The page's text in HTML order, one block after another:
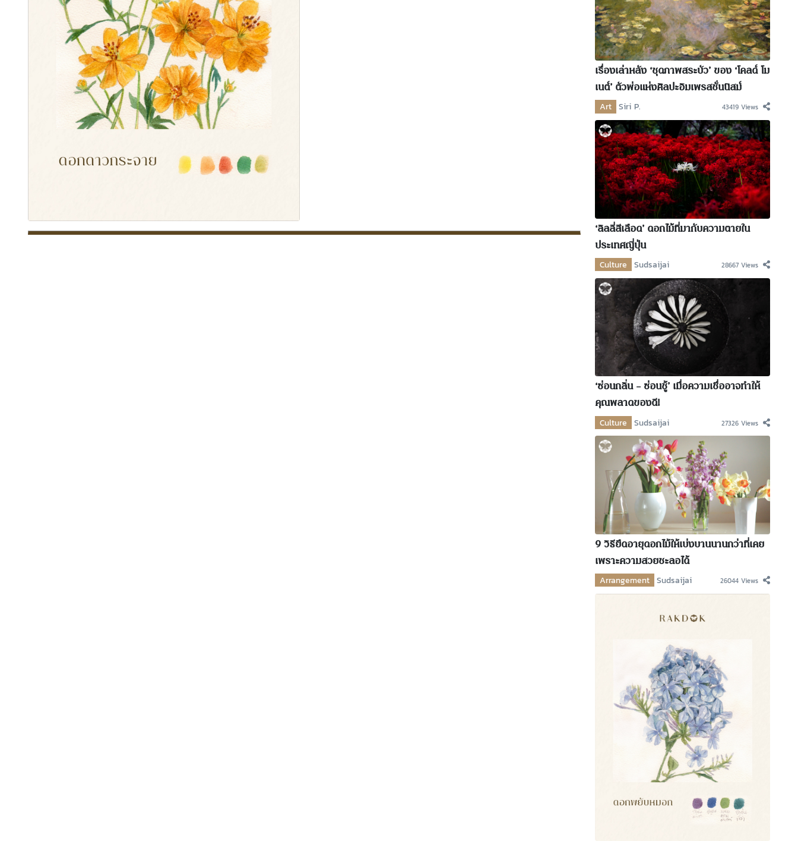
เรื่องเล่าหลัง ‘ชุดภาพสระบัว’ ของ ‘โคลด์ โม
เนต์’ ตัวพ่อแห่งศิลปะอิมเพรสชั่นนิสม์
Art Siri P. 43419 Views
‘ลิลลี่สีเลือด’ ดอกไม้ที่มากับความตายใน
ประเทศญี่ปุ่น
Culture Sudsaijai 28667 Views
‘ซ่อนกลิ่น – ซ่อนชู้’ เมื่อความเชื่ออาจทำให้
คุณพลาดของดี!
Culture Sudsaijai 27326 Views
9 วิธียืดอายุดอกไม้ให้เบ่งบานนานกว่าที่เคย
เพราะความสวยชะลอได้
Arrangement Sudsaijai 26044 Views